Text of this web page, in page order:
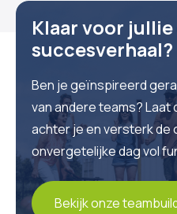
Klaar voor
succesverhaal?
Ben je geïnspireerd
van andere teams? Laat
achter je en versterk de
onvergetelijke dag vol
Bekijk onze